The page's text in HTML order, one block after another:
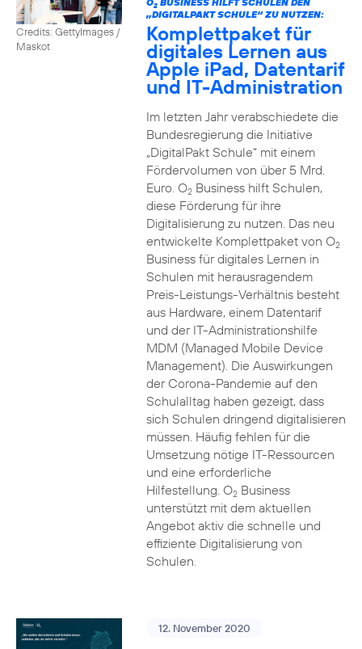
Credits: GettyImages /
Maskot
2
„DIGITALPAKT SCHULE“ ZU NUTZEN:
Komplettpaket für
digitales Lernen aus
Apple iPad, Datentarif
und IT-Administration
Im letzten Jahr verabschiedete die
Bundesregierung die Initiative
„DigitalPakt Schule“ mit einem
Fördervolumen von über 5 Mrd.
Euro. O2Business hilft Schulen,
diese Förderung für ihre
Digitalisierung zu nutzen. Das neu
entwickelte Komplettpaket von O2
Business für digitales Lernen in
Schulen mit herausragendem
Preis-Leistungs-Verhältnis besteht
aus Hardware, einem Datentarif
und der IT-Administrationshilfe
MDM (Managed Mobile Device
Management). Die Auswirkungen
der Corona-Pandemie auf den
Schulalltag haben gezeigt, dass
sich Schulen dringend digitalisieren
müssen. Häufig fehlen für die
Umsetzung nötige IT-Ressourcen
und eine erforderliche
Hilfestellung. O2Business
unterstützt mit dem aktuellen
Angebot aktiv die schnelle und
effiziente Digitalisierung von
Schulen.
12. November 2020